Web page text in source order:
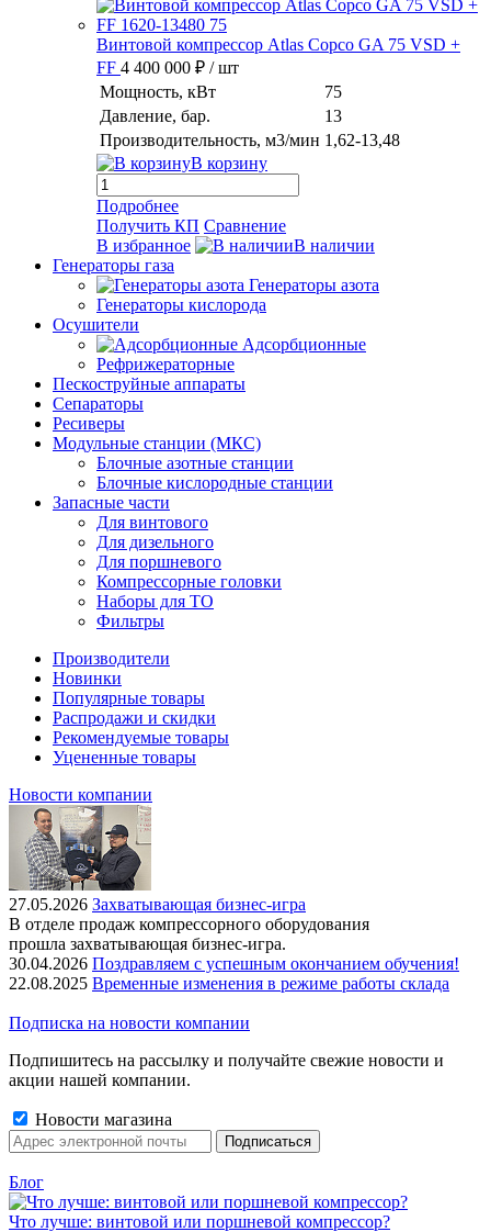
Винтовой компрессор Atlas Copco GA 75 VSD +
FF 4 400 000 ₽ / шт
Мощность, кВт
75
Давление, бар.
13
Производительность, м3/мин 1,62-13,48
В корзину
Подробнее
Получить КП Сравнение
В избранное
В наличии
Генераторы газа
Генераторы азота
Генераторы кислорода
Осушители
Адсорбционные
Рефрижераторные
Пескоструйные аппараты
Сепараторы
Ресиверы
Модульные станции (МКС)
Блочные азотные станции
Блочные кислородные станции
Запасные части
Для винтового
Для дизельного
Для поршневого
Компрессорные головки
Наборы для ТО
Фильтры
Производители
Новинки
Популярные товары
Распродажи и скидки
Рекомендуемые товары
Уцененные товары
Новости компании
27.05.2026 Захватывающая бизнес-игра
В отделе продаж компрессорного оборудования
прошла захватывающая бизнес-игра.
30.04.2026 Поздравляем с успешным окончанием обучения!
22.08.2025 Временные изменения в режиме работы склада
Подписка на новости компании
Подпишитесь на рассылку и получайте свежие новости и
акции нашей компании.
Новости магазина
Блог
Что лучше: винтовой или поршневой компрессор?